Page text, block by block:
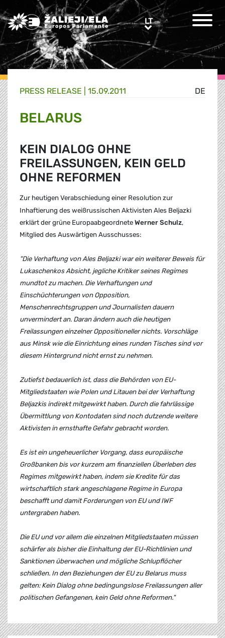
Greens/EFA Home LTLT
DE
PRESS RELEASE | 15.09.2011
BELARUS
KEIN DIALOG OHNE
FREILASSUNGEN, KEIN GELD
OHNE REFORMEN
Zur heutigen Verabschiedung einer Resolution zur
Inhaftierung des weißrussischen Aktivisten Ales Beljazki
erklärt der grüne Europaabgeordnete Werner Schulz,
Mitglied des Auswärtigen Ausschusses:
"Die Verhaftung von Ales Beljazki war ein weiterer Beweis für
Lukaschenkos Absicht, jegliche Kritiker seines Regimes
mundtot zu machen. Die Verhaftungen und
Einschüchterungen von Opposition,
Menschenrechtsgruppen und Journalisten dauern
unvermindert an. Daran ändern auch die heutigen
Freilassungen einzelner Oppositioneller nichts. Vorschläge
aus Minsk wie die Einrichtung eines runden Tisches sind vor
diesem Hintergrund nicht ernst zu nehmen.
Zutiefst bedauerlich ist, dass die Behörden von EU-
Mitgliedstaaten wie Polen und Litauen bei der Verhaftung
Beljazkis indirekt mitgewirkt haben. Durch die fahrlässige
Übermittlung von Kontodaten sind noch dutzende weitere
Aktivisten in ernsthafte Gefahr gebracht worden.
Es ist ein ungeheuerlicher Vorgang, dass europäische
Großbanken bis vor kurzem am finanziellen Überleben des
Regimes mitgewirkt haben, indem sie Kredite für das
wirtschaftlich stark angeschlagene Regime in Europa
beschafft und damit Forderungen von EU und IWF
untergraben haben.
Die EU und vor allem die einzelnen Mitgliedstaaten müssen
schärfer als bisher die Einhaltung der EU-Richtlinien und
Sanktionen überwachen und mögliche Schlupflöcher
schließen. In den Beziehungen der EU zu Belarus muss
gelten: Kein Dialog ohne bedingungslose Freilassungen aller
politischen Gefangenen, kein Geld ohne Reformen."